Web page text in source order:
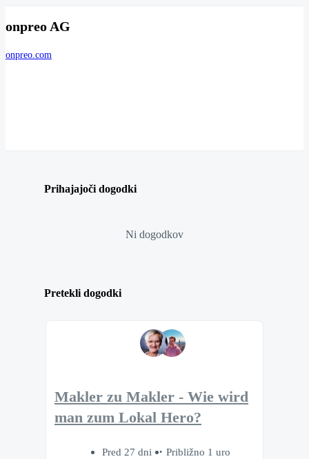
onpreo AG
onpreo.com
Prihajajoči dogodki
Ni dogodkov
Pretekli dogodki
Makler zu Makler - Wie wird
man zum Lokal Hero?
Pred 27 dni
Približno 1 uro